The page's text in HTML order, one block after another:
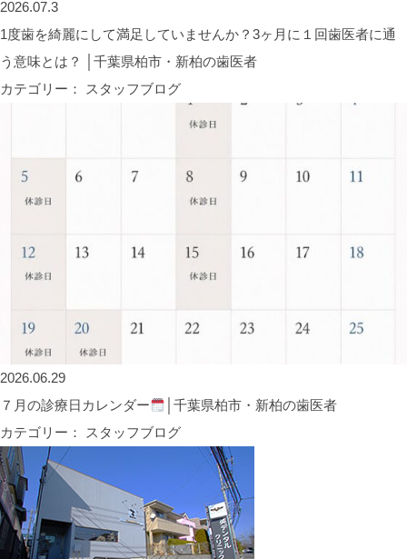
2026.07.3
1度歯を綺麗にして満足していませんか？3ヶ月に１回歯医者に通
う意味とは？ │千葉県柏市・新柏の歯医者
カテゴリー： スタッフブログ
2026.06.29
７月の診療日カレンダー
│千葉県柏市・新柏の歯医者
カテゴリー： スタッフブログ